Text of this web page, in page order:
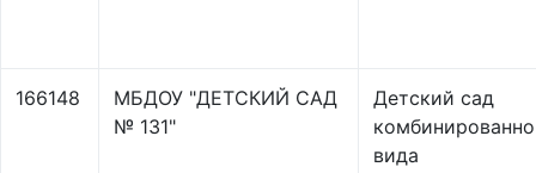
166148
МБДОУ "ДЕТСКИЙ САД
№ 131"
Детский сад
вида